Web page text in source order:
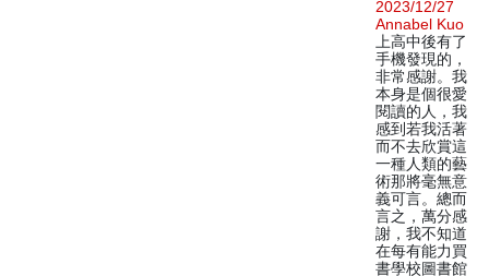
2023/12/27
Annabel Kuo
上高中後有了
手機發現的，
非常感謝。我
本身是個很愛
閱讀的人，我
感到若我活著
而不去欣賞這
一種人類的藝
術那將毫無意
義可言。總而
言之，萬分感
謝，我不知道
在每有能力買
書學校圖書館